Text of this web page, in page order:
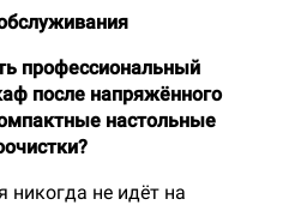
профессиональный
после напряжённого
настольные
никогда не идёт на